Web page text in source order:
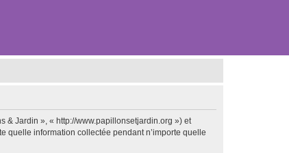
& Jardin », « http://www.papillonsetjardin.org ») et
quelle information collectée pendant n’importe quelle